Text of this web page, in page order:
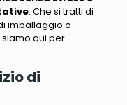
. Che si tratti di
imballaggio o
qui per
di